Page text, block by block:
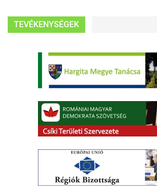
TEVÉKENYSÉGEK